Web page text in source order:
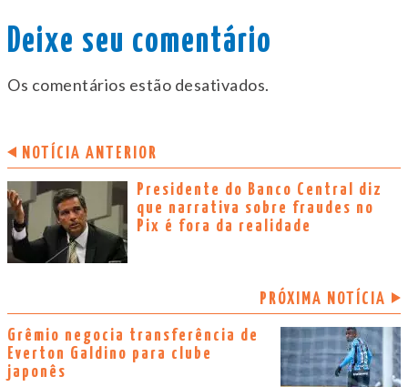
Deixe seu comentário
Os comentários estão desativados.
NOTÍCIA ANTERIOR
Presidente do Banco Central diz
que narrativa sobre fraudes no
Pix é fora da realidade
PRÓXIMA NOTÍCIA
Grêmio negocia transferência de
Everton Galdino para clube
japonês